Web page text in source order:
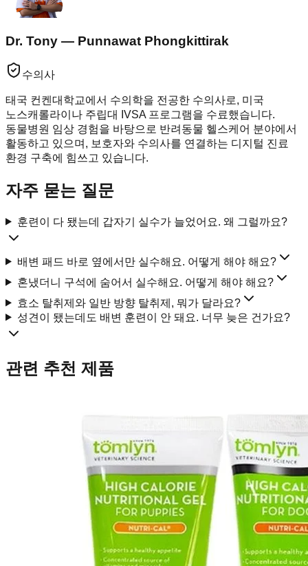
Dr. Tony — Punnawat Phongkittirak
수의사
태국 컨켄대학교에서 수의학을 전공한 수의사로, 미국
노스캐롤라이나 주립대 IVSA 프로그램을 수료했습니다.
동물병원 임상 경험을 바탕으로 반려동물 헬스케어 분야에서
활동하고 있으며, 보호자와 수의사를 연결하는 디지털 진료
환경 구축에 힘쓰고 있습니다.
자주 묻는 질문
훈련이 다 됐는데 갑자기 실수가 늘었어요. 왜 그럴까요?
배변 패드 바로 옆에서만 실수해요. 어떻게 해야 해요?
혼냈더니 구석에 숨어서 실수해요. 어떻게 해야 해요?
효소 탈취제와 일반 방향 탈취제, 뭐가 달라요?
성견이 됐는데도 배변 훈련이 안 돼요. 너무 늦은 건가요?
관련 추천 제품